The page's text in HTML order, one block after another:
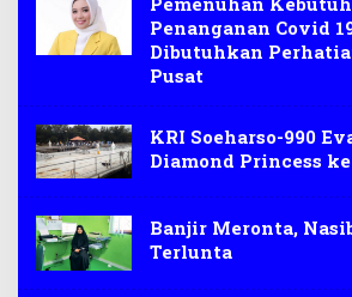
Penanganan Covid
Dibutuhkan
Pusat
KRI Soeharso-990
Diamond Princess
Banjir Meronta,
Terlunta